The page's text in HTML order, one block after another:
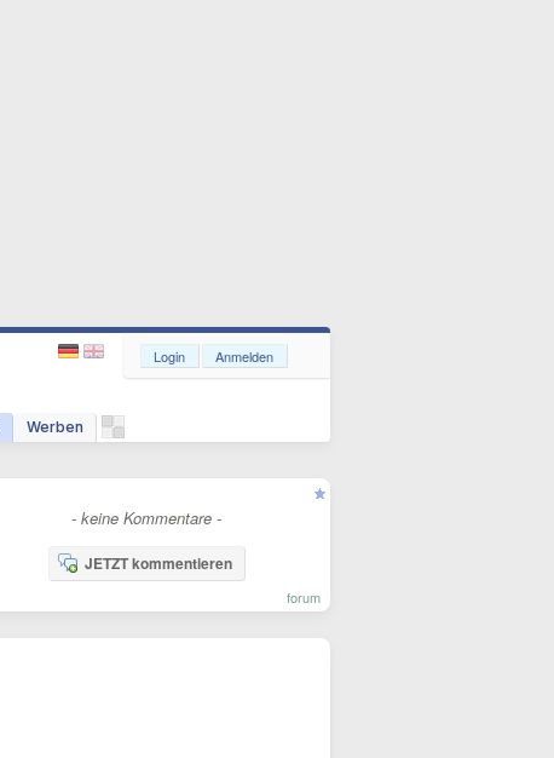
Werben
Login Anmelden
- keine Kommentare -
JETZT kommentieren
forum